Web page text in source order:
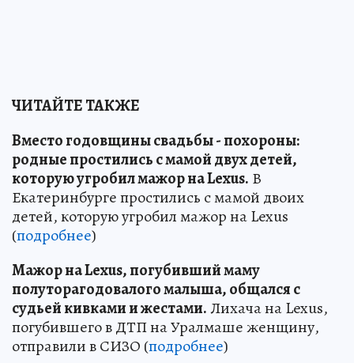
ЧИТАЙТЕ ТАКЖЕ
Вместо годовщины свадьбы - похороны:
родные простились с мамой двух детей,
которую угробил мажор на Lexus. В
Екатеринбурге простились с мамой двоих
детей, которую угробил мажор на Lexus
(подробнее)
Мажор на Lexus, погубивший маму
полуторагодовалого малыша, общался с
судьей кивками и жестами.Лихача на Lexus,
погубившего в ДТП на Уралмаше женщину,
отправили в СИЗО (подробнее)